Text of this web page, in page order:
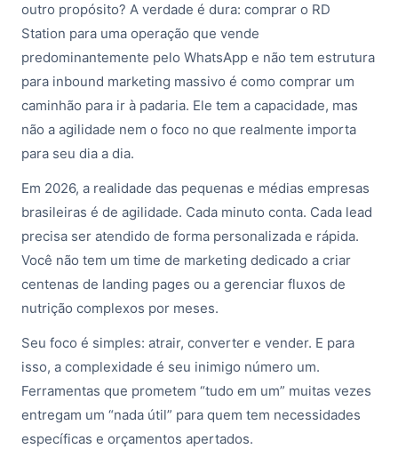
outro propósito? A verdade é dura: comprar o RD
Station para uma operação que vende
predominantemente pelo WhatsApp e não tem estrutura
para inbound marketing massivo é como comprar um
caminhão para ir à padaria. Ele tem a capacidade, mas
não a agilidade nem o foco no que realmente importa
para seu dia a dia.
Em 2026, a realidade das pequenas e médias empresas
brasileiras é de agilidade. Cada minuto conta. Cada lead
precisa ser atendido de forma personalizada e rápida.
Você não tem um time de marketing dedicado a criar
centenas de landing pages ou a gerenciar fluxos de
nutrição complexos por meses.
Seu foco é simples: atrair, converter e vender. E para
isso, a complexidade é seu inimigo número um.
Ferramentas que prometem “tudo em um” muitas vezes
entregam um “nada útil” para quem tem necessidades
específicas e orçamentos apertados.